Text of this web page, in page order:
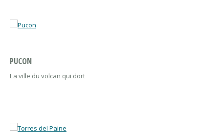
PUCON
La ville du volcan qui dort